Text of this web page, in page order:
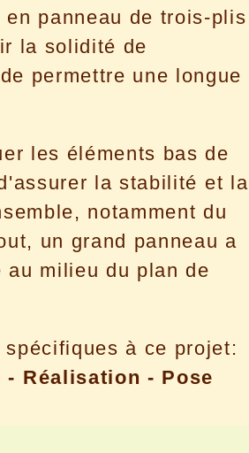
en panneau de trois-plis
la solidité de
permettre une longue
les éléments bas de
la stabilité et la
notamment du
un grand panneau a
au milieu du plan de
spécifiques à ce projet:
- Réalisation - Pose